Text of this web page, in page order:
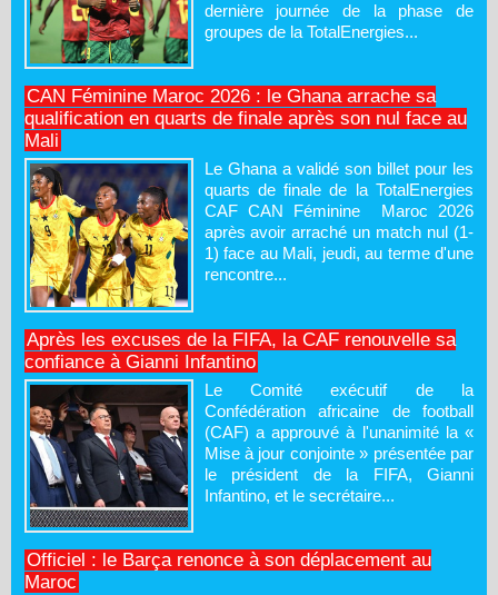
dernière journée de la phase de
groupes de la TotalEnergies...
CAN Féminine Maroc 2026 : le Ghana arrache sa
qualification en quarts de finale après son nul face au
Mali
Le Ghana a validé son billet pour les
quarts de finale de la TotalEnergies
CAF CAN Féminine Maroc 2026
après avoir arraché un match nul (1-
1) face au Mali, jeudi, au terme d'une
rencontre...
Après les excuses de la FIFA, la CAF renouvelle sa
confiance à Gianni Infantino
Le Comité exécutif de la
Confédération africaine de football
(CAF) a approuvé à l'unanimité la «
Mise à jour conjointe » présentée par
le président de la FIFA, Gianni
Infantino, et le secrétaire...
Officiel : le Barça renonce à son déplacement au
Maroc